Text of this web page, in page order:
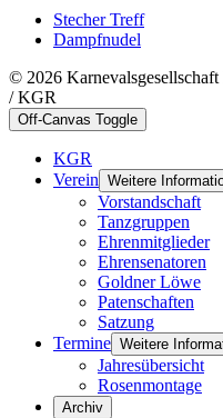
Stecher Treff
Dampfnudel
© 2026
/ KGR
Off-Canvas Toggle
KGR
Verein Weitere
Vorstandschaft
Tanzgruppen
Ehrenmitglieder
Ehrensenatoren
Goldner Löwe
Patenschaften
Satzung
Termine Weitere
Jahresübersicht
Rosenmontage
Archiv